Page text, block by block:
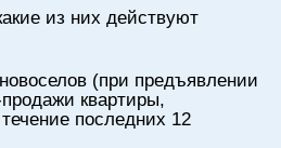
из них действуют
(при предъявлении
квартиры,
последних 12